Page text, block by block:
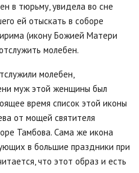
в тюрьму, увидела во сне
ей отыскать в соборе
(икону Божией Матери
молебен.
молебен,
муж этой женщины был
время список этой иконы
от мощей святителя
Тамбова. Сама же икона
в большие праздники при
что этот образ и есть